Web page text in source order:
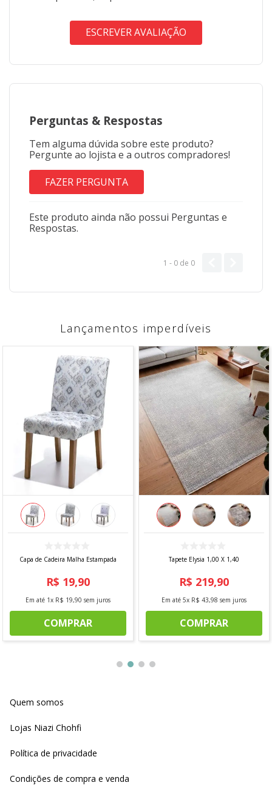
ESCREVER AVALIAÇÃO
Perguntas & Respostas
Tem alguma dúvida sobre este produto?
Pergunte ao lojista e a outros compradores!
FAZER PERGUNTA
Este produto ainda não possui Perguntas e
Respostas.
1 - 0 de 0
Lançamentos imperdíveis
Capa de Cadeira Malha Estampada
R$ 19,90
Em até 1x R$ 19,90 sem juros
COMPRAR
Tapete Elysia 1,00 X 1,40
R$ 219,90
Em até 5x R$ 43,98 sem juros
COMPRAR
Quem somos
Lojas Niazi Chohfi
Política de privacidade
Condições de compra e venda